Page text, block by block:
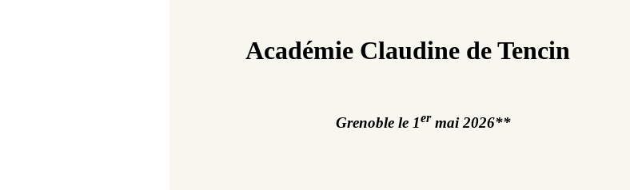
Académie Claudine de Tencin
Grenoble le 1er mai 2026**